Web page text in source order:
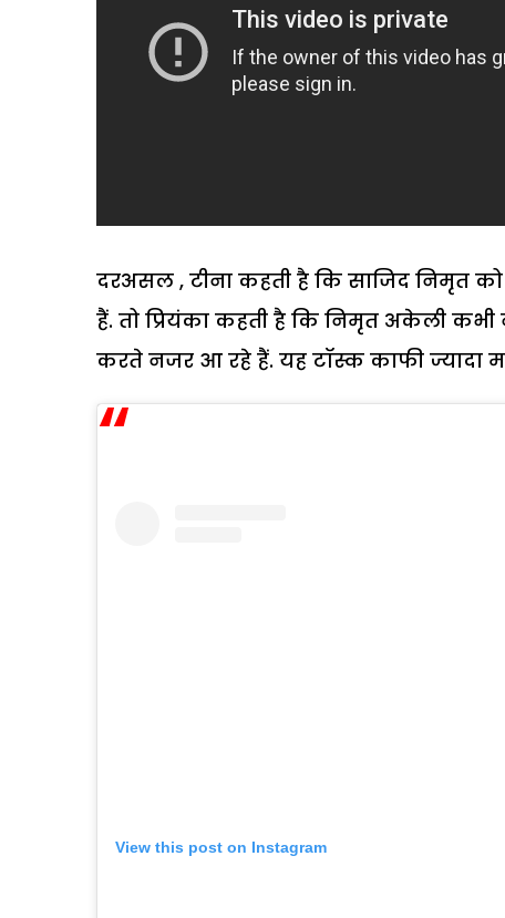
दरअसल , टीना कहती है कि साजिद निमृत
हैं. तो प्रियंका कहती है कि निमृत अकेली
करते नजर आ रहे हैं. यह टॉस्क काफी ज्यादा
View this post on Instagram